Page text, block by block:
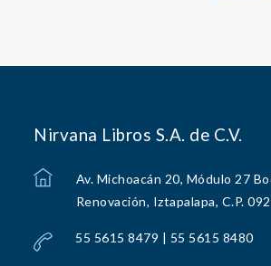
Nirvana Libros S.A. de C.V.
Av. Michoacán 20, Módulo 27
Renovación, Iztapalapa, C.P.
55 5615 8479 | 55 5615 8480